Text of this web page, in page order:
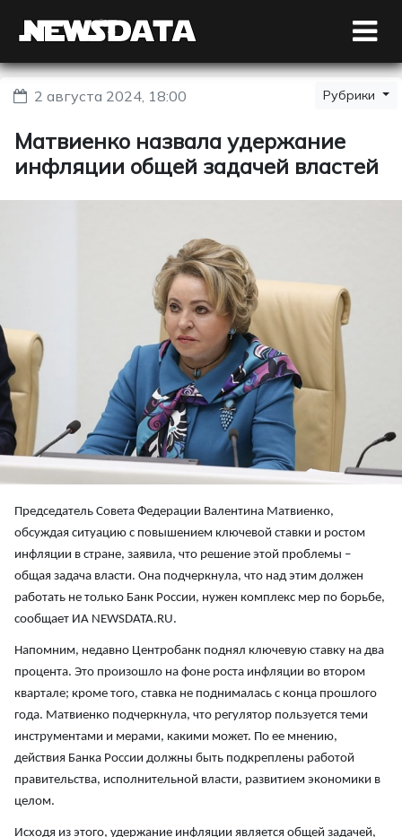
2 августа 2024, 18:00 Рубрики
Матвиенко назвала удержание
инфляции общей задачей властей
Председатель Совета Федерации Валентина Матвиенко,
обсуждая ситуацию с повышением ключевой ставки и ростом
инфляции в стране, заявила, что решение этой проблемы –
общая задача власти. Она подчеркнула, что над этим должен
работать не только Банк России, нужен комплекс мер по борьбе,
сообщает ИА NEWSDATA.RU.
Напомним, недавно Центробанк поднял ключевую ставку на два
процента. Это произошло на фоне роста инфляции во втором
квартале; кроме того, ставка не поднималась с конца прошлого
года. Матвиенко подчеркнула, что регулятор пользуется теми
инструментами и мерами, какими может. По ее мнению,
действия Банка России должны быть подкреплены работой
правительства, исполнительной власти, развитием экономики в
целом.
Исходя из этого, удержание инфляции является общей задачей,